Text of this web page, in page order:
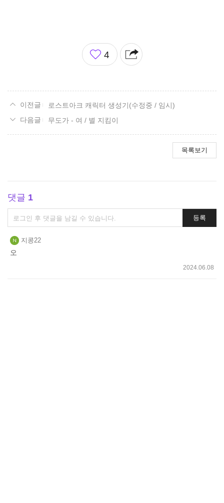
좋
아
4
로스트아크 캐릭터 생성기(수정중 / 임시)
무도가 - 여 / 별 지킴이
목록보기
댓글 1
댓
글
쓰
기
등록
지콩22
오
2024.06.08